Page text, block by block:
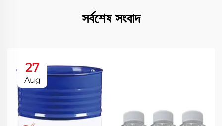
সর্বশেষ সংবাদ
27
Aug